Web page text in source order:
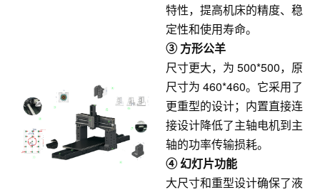
特性，提高机床的精度、稳
定性和使用寿命。
③ 方形公羊
尺寸更大，为 500*500，原
尺寸为 460*460。它采用了
更重型的设计；内置直接连
接设计降低了主轴电机到主
轴的功率传输损耗。
④ 幻灯片功能
大尺寸和重型设计确保了液